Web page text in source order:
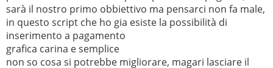
sarà il nostro primo obbiettivo ma pensarci non fa male,
in questo script che ho gia esiste la possibilità di
inserimento a pagamento
grafica carina e semplice
non so cosa si potrebbe migliorare, magari lasciare il